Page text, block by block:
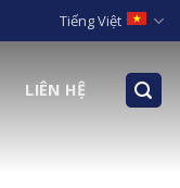
Tiếng Việt
LIÊN HỆ